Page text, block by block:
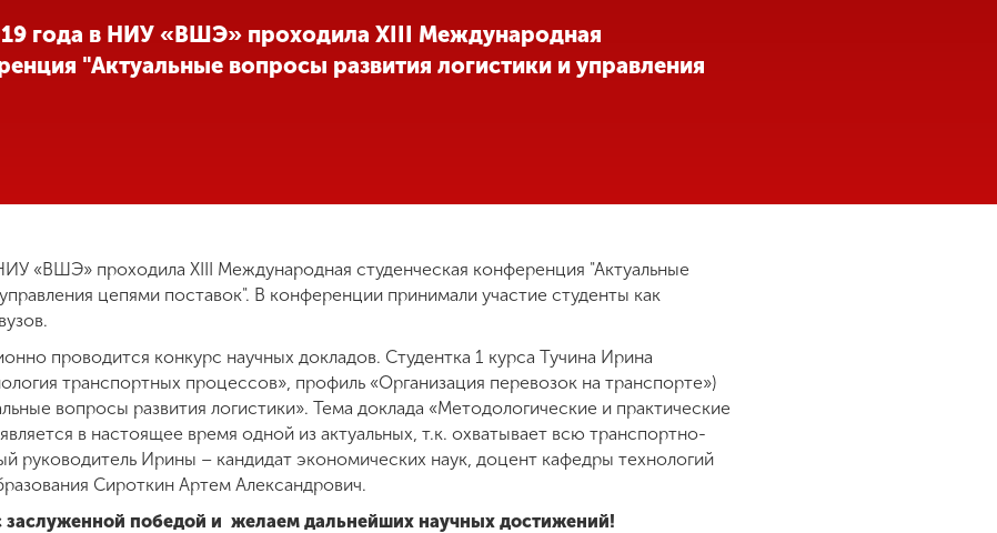
года в НИУ «ВШЭ» проходила XIII Международная
"Актуальные вопросы развития логистики и управления
«ВШЭ» проходила XIII Международная студенческая конференция "Актуальные
цепями поставок". В конференции принимали участие студенты как
проводится конкурс научных докладов. Студентка 1 курса Тучина Ирина
транспортных процессов», профиль «Организация перевозок на транспорте»)
вопросы развития логистики». Тема доклада «Методологические и практические
в настоящее время одной из актуальных, т.к. охватывает всю транспортно-
руководитель Ирины – кандидат экономических наук, доцент кафедры технологий
Сироткин Артем Александрович.
заслуженной победой и желаем дальнейших научных достижений!